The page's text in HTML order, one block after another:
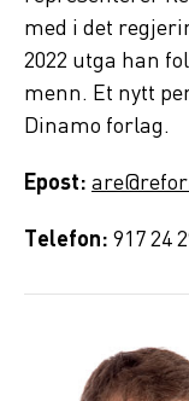
med i det
2022 utga han
menn. Et nytt
Dinamo forlag.
Epost:
Telefon:917 24